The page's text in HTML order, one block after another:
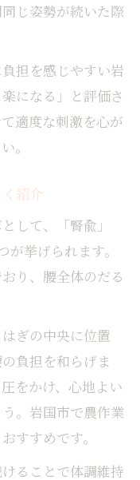
じ姿勢が続いた際
担を感じやすい岩
になる」と評価さ
適度な刺激を心が
。
紹介
して、「腎兪」
が挙げられます。
り、腰全体のだる
ぎの中央に位置
負担を和らげま
をかけ、心地よい
。岩国市で農作業
すすめです。
ることで体調維持